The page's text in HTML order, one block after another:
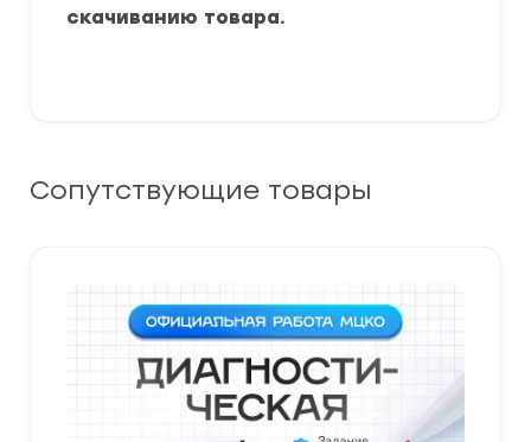
скачиванию товара.
Сопутствующие товары